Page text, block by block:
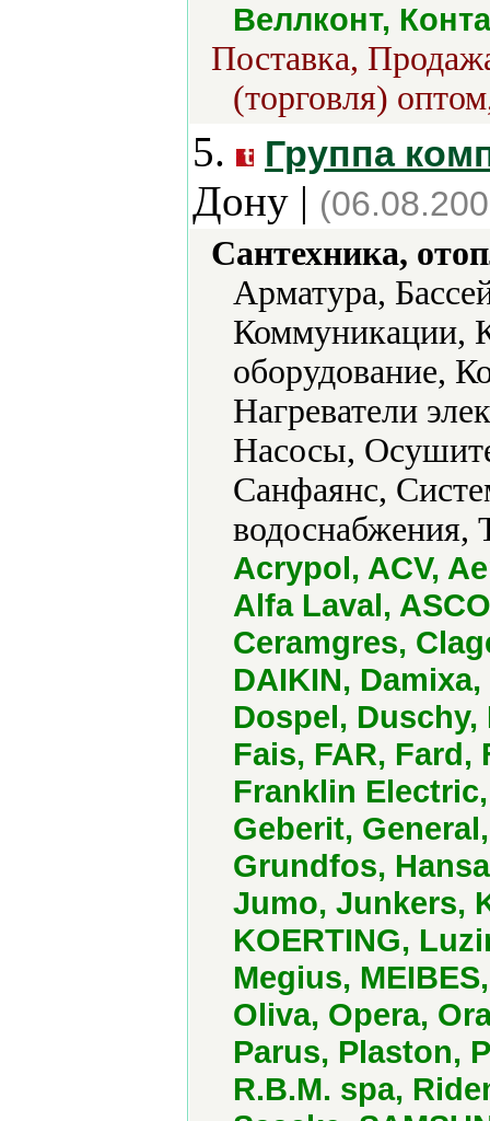
Веллконт,
Поставка,
(торговля)
5. Группа
Дону |
Сантехника,
Арматура,
Коммуникации,
оборудование,
Нагреватели
Насосы,
Санфаянс,
водоснабжения,
Acrypol, ACV,
Alfa Laval,
Ceramgres,
DAIKIN,
Dospel,
Fais, FAR,
Franklin
Geberit,
Grundfos,
Jumo, Junkers,
KOERTING,
Megius,
Oliva, Opera,
Parus, Plaston,
R.B.M. spa,